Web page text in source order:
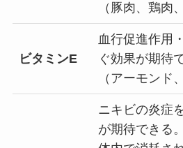
（豚肉、鶏
ビタミンE
血行促進作用
ぐ効果が期待
（アーモン
ニキビの炎症
が期待できる。